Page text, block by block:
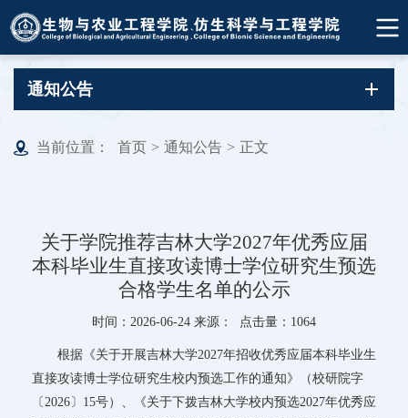
通知公告
当前位置： 首页 > 通知公告 > 正文
关于学院推荐吉林大学2027年优秀应届
本科毕业生直接攻读博士学位研究生预选
合格学生名单的公示
时间：2026-06-24 来源： 点击量： 1064
根据《关于开展吉林大学2027年招收优秀应届本科毕业生
直接攻读博士学位研究生校内预选工作的通知》（校研院字
〔2026〕15号）、《关于下拨吉林大学校内预选2027年优秀应